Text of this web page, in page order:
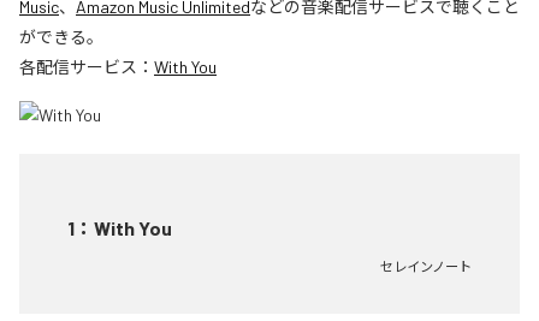
Music、 Amazon Music Unlimitedなどの音楽配信サービスで聴くこと
ができる。
各配信サービス： With You
1 ： With You
セレインノート